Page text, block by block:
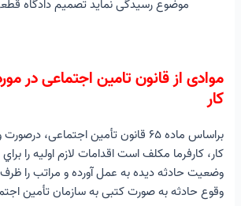
موضوع رسیدگی نماید تصمیم دادگاه
موادی از قانون تامین اجتماعی در
کار
براساس ماده ۶۵ قانون تأمین اجتماعی،
کار، کارفرما مکلف است اقدامات لازم اولیه را
وقوع حادثه به صورت کتبی به سازمان تأمین